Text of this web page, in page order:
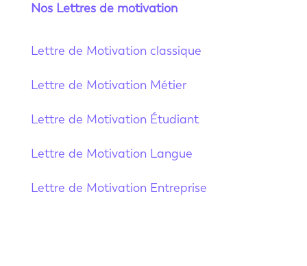
Nos Lettres de motivation
Lettre de Motivation classique
Lettre de Motivation Métier
Lettre de Motivation Étudiant
Lettre de Motivation Langue
Lettre de Motivation Entreprise